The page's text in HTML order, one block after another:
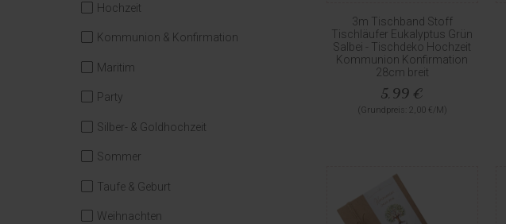
Hochzeit
Kommunion & Konfirmation
Maritim
Party
Silber- & Goldhochzeit
Sommer
Taufe & Geburt
Weihnachten
3m Tischband Stoff
Tischläufer Eukalyptus Grün
Salbei - Tischdeko Hochzeit
Kommunion Konfirmation
28cm breit
5,99 €
(Grundpreis: 2,00 €/M)